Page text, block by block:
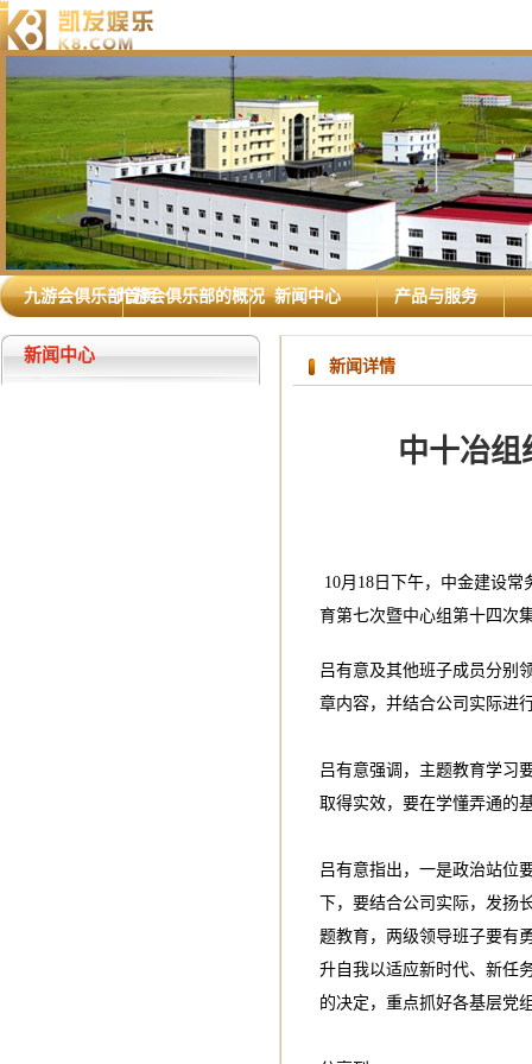
九游会俱乐部首页九游会俱乐部的概况 新闻中心 产品与服务
新闻中心
新闻详情
中十冶
10月18日下午，中金建设
育第七次暨中心组第十四次
吕有意及其他班子成员分别
章内容，并结合公司实际进
吕有意强调，主题教育学习
取得实效，要在学懂弄通的
吕有意指出，一是政治站位
下，要结合公司实际，发扬
题教育，两级领导班子要有
升自我以适应新时代、新任
的决定，重点抓好各基层党